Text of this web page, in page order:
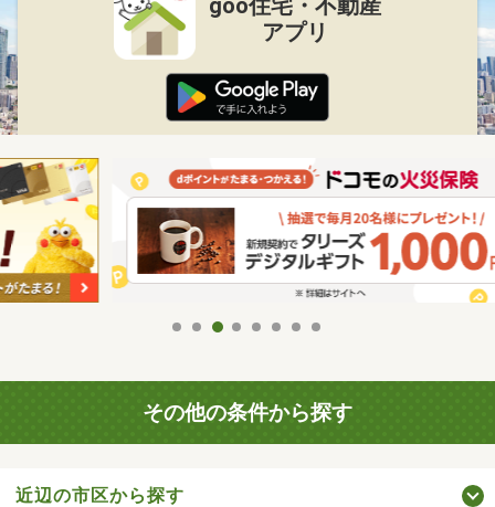
goo住宅・不動産
アプリ
その他の条件から探す
近辺の市区から探す